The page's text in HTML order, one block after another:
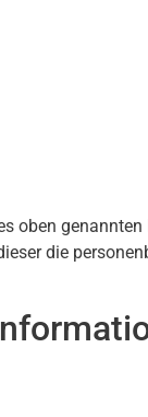
oben
die